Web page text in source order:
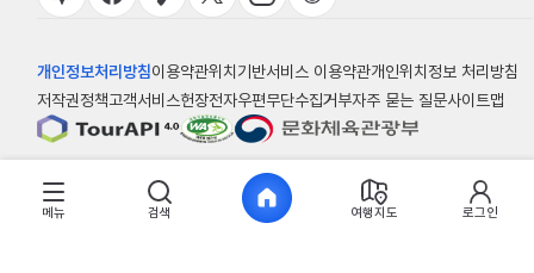
개인정보처리방침이용약관위치기반서비스 이용약관개인위치정보 처리방침
저작권정책고객서비스헌장전자우편무단수집거부자주 묻는 질문사이트맵
© 한국관광공사
메뉴 검색 여행지도 로그인